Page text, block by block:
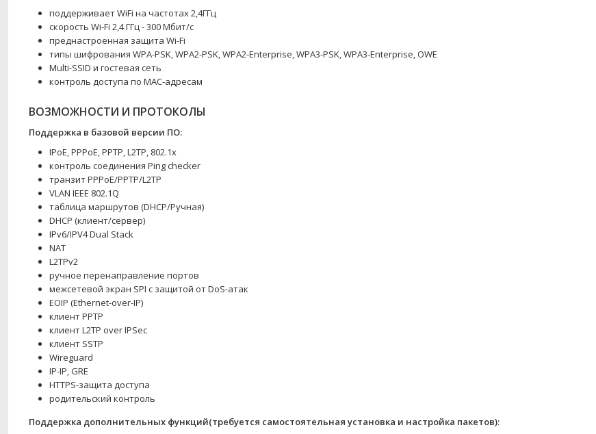
поддерживает WiFi на частотах 2,4ГГц
скорость Wi-Fi 2,4 ГГц - 300 Мбит/с
преднастроенная защита Wi-Fi
типы шифрования WPA-PSK, WPA2-PSK, WPA2-Enterprise, WPA3-PSK, WPA3-Enterprise, OWE
Multi-SSID и гостевая сеть
контроль доступа по MAC-адресам
ВОЗМОЖНОСТИ И ПРОТОКОЛЫ
Поддержка в базовой версии ПО:
IPoE, PPPoE, PPTP, L2TP, 802.1x
контроль соединения Ping checker
транзит PPPoE/PPTP/L2TP
VLAN IEEE 802.1Q
таблица маршрутов (DHCP/Ручная)
DHCP (клиент/сервер)
IPv6/IPV4 Dual Stack
NAT
L2TPv2
ручное перенаправление портов
межсетевой экран SPI с защитой от DoS-атак
EOIP (Ethernet-over-IP)
клиент PPTP
клиент L2TP over IPSec
клиент SSTP
Wireguard
IP-IP, GRE
HTTPS-защита доступа
родительский контроль
Поддержка дополнительных функций(требуется самостоятельная установка и настройка пакетов):